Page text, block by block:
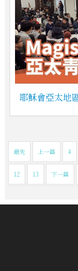
耶穌會亞太地
最先 上一篇 4
12 13 下一篇